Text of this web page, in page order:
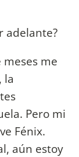
adelante?
me
la
Pero mi
Fénix.
aún estoy